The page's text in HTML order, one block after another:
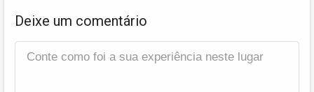
Deixe um comentário